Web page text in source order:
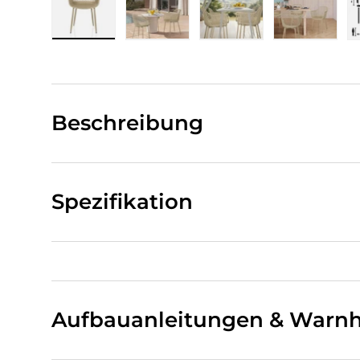
Beschreibung
Spezifikation
Aufbauanleitungen &